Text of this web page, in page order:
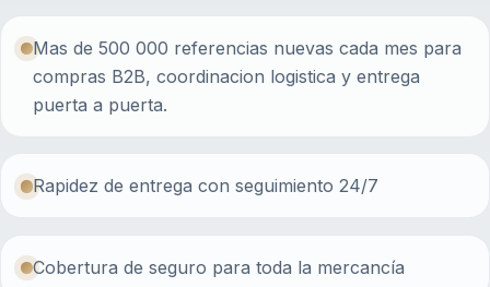
Mas de 500 000 referencias nuevas cada mes para
compras B2B, coordinacion logistica y entrega
puerta a puerta.
Rapidez de entrega con seguimiento 24/7
Cobertura de seguro para toda la mercancía